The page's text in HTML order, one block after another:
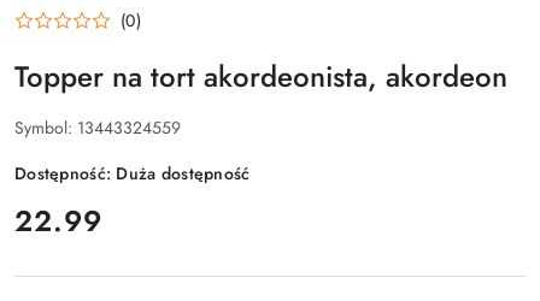
(0)
Topper na tort akordeonista, akordeon
Symbol: 13443324559
Dostępność: Duża dostępność
cena:
22.99